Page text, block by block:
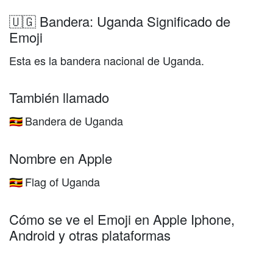
🇺🇬 Bandera: Uganda Significado de
Emoji
Esta es la bandera nacional de Uganda.
También llamado
🇺🇬 Bandera de Uganda
Nombre en Apple
🇺🇬 Flag of Uganda
Cómo se ve el Emoji en Apple Iphone,
Android y otras plataformas